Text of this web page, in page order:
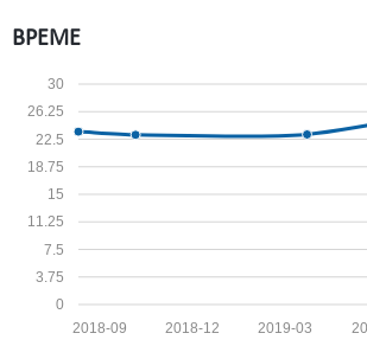
ВРЕМЕ
0
3.75
7.5
11.25
15
18.75
22.5
26.25
30
2019-03
2018-12
2018-09